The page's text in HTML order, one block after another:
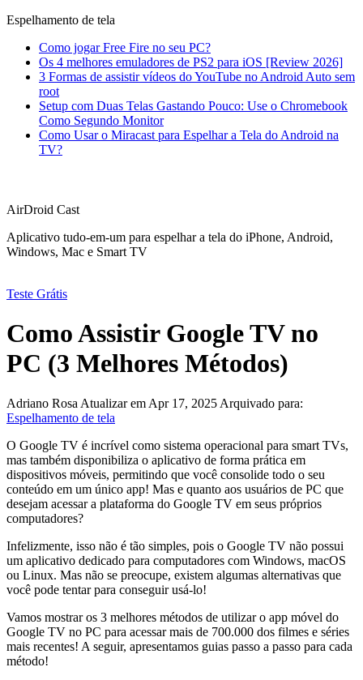
Espelhamento de tela
Como jogar Free Fire no seu PC?
Os 4 melhores emuladores de PS2 para iOS [Review 2026]
3 Formas de assistir vídeos do YouTube no Android Auto sem
root
Setup com Duas Telas Gastando Pouco: Use o Chromebook
Como Segundo Monitor
Como Usar o Miracast para Espelhar a Tela do Android na
TV?
AirDroid Cast
Aplicativo tudo-em-um para espelhar a tela do iPhone, Android,
Windows, Mac e Smart TV
Teste Grátis
Como Assistir Google TV no
PC (3 Melhores Métodos)
Adriano Rosa Atualizar em Apr 17, 2025 Arquivado para:
Espelhamento de tela
O Google TV é incrível como sistema operacional para smart TVs,
mas também disponibiliza o aplicativo de forma prática em
dispositivos móveis, permitindo que você consolide todo o seu
conteúdo em um único app! Mas e quanto aos usuários de PC que
desejam acessar a plataforma do Google TV em seus próprios
computadores?
Infelizmente, isso não é tão simples, pois o Google TV não possui
um aplicativo dedicado para computadores com Windows, macOS
ou Linux. Mas não se preocupe, existem algumas alternativas que
você pode tentar para conseguir usá-lo!
Vamos mostrar os 3 melhores métodos de utilizar o app móvel do
Google TV no PC para acessar mais de 700.000 dos filmes e séries
mais recentes! A seguir, apresentamos guias passo a passo para cada
método!